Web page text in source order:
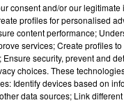
consent and/or our legitimate
profiles for personalised
content performance;
services; Create profiles
security, prevent and
choices. These
Identify devices based on
data sources; Link